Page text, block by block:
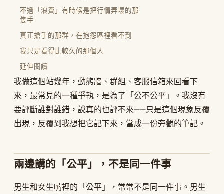
不過「浪費」有時候是把行情弄壞的那
隻手
真正搶手的那群，在抱怨區裡看不到
我只是看得比較久的那個人
延伸閱讀
我做這個站幾年，動態牆、群組、客服信箱來回看下
來，最常見的一種爭執，是為了「公不公平」。我沒有
要評斷誰對誰錯，說真的也評不來——只是這個現象反覆
出現，反覆到我想把它記下來，當成一份旁觀的筆記。
兩邊講的「公平」，不是同一件事
男生和女生嘴裡的「公平」，常常不是同一件事。男生